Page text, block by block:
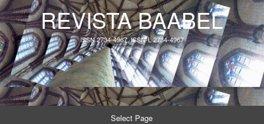
REVISTA BAABEL
ISSN 2734-4967, ISSN-L 2734-4967
Select Page